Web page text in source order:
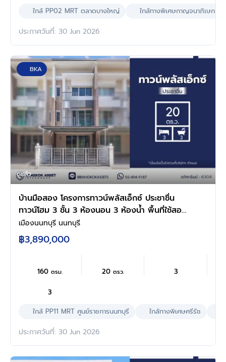
ใกล้ PP02 MRT ตลาดบางใหญ่ ใกล้ทางพิเศษกาญจนาภิเษก
ประกาศวันที่: 30 Jun 2026
BKA
ดูแล้ว
บ้านมือสอง โครงการทาวน์พลัสเอ็กซ์ ประชาชื่น
ทาวน์โฮม 3 ชั้น 3 ห้องนอน 3 ห้องน้ำ พื้นที่ใช้สอย
160 ตร.ม. ที่ดิน 20 ตร.ว. ทำเลงามวงศ์วาน
เมืองนนทบุรี โครงการแสนสิริ ใกล้รถไฟฟ้าสายสี
ม่วง เดินทางสะดวก
เมืองนนทบุรี นนทบุรี
฿3,890,000
160ตรม. 20 ตรว. 3
3
ใกล้ PP11 MRT ศูนย์ราชการนนทบุรี
ใกล้ทางพิเศษศรีรัช
ประกาศวันที่: 30 Jun 2026